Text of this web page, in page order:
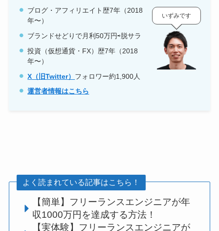
ブログ・アフィリエイト歴7年（2018
年〜）
ブランドせどりで月利50万円⇨脱サラ
投資（仮想通貨・FX）歴7年（2018
年〜）
X（旧Twitter） フォロワー約1,900人
運営者情報はこちら
いずみです
よく読まれている記事はこちら！
【簡単】フリーランスエンジニアが年
収1000万円を達成する方法！
【実体験】フリーランスエンジニアが